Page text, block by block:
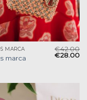
MARCA
marca
€42.00
€28.00